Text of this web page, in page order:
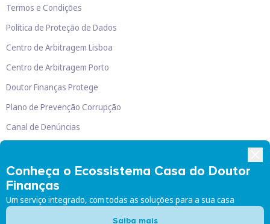
Conheça o Ecossistema Casa do Doutor
Finanças
Um serviço integrado, com todas as soluções para a sua casa
Saiba mais
Termos e Condições
Política de Proteção de Dados
Centro de Arbitragem Lisboa
Centro de Arbitragem Porto
Doutor Finanças Protege
Plano de Prevenção Corrupção
Canal de Denúncias
Doutor Finanças, Lda